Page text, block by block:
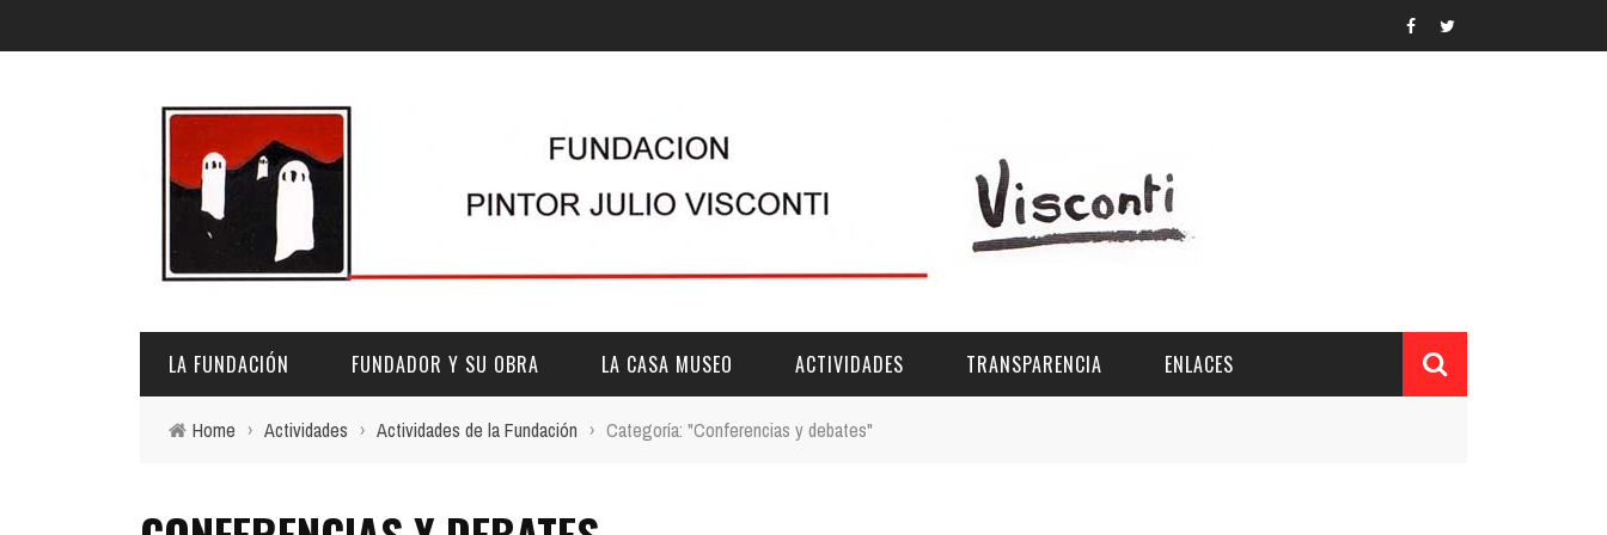
LA FUNDACIÓN
FINES
FUNDADOR Y SU OBRA
PINTURAS
LA CASA MUSEO
VIDEOS
ACTIVIDADES TRANSPARENCIA ENLACES
Home › Actividades › Actividades de la Fundación › Categoría: "Conferencias y debates"